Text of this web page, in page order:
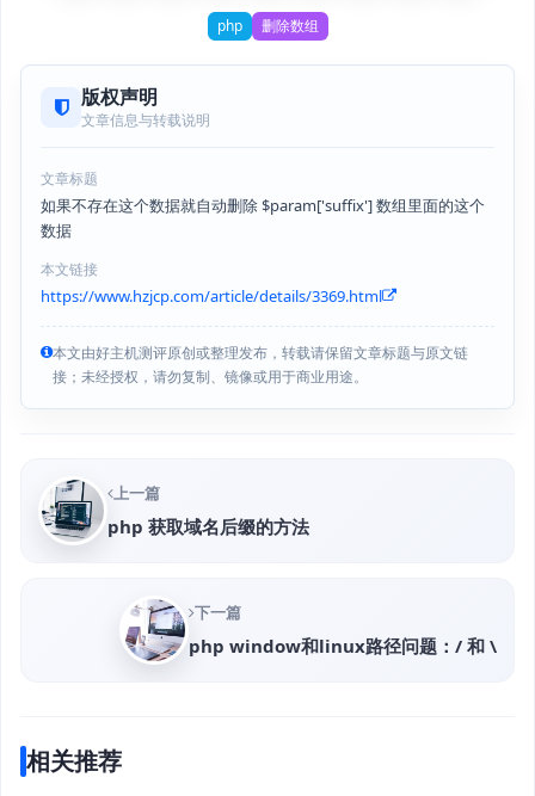
php 删除数组
版权声明
文章信息与转载说明
文章标题
如果不存在这个数据就自动删除 $param['suffix'] 数组里面的这个
数据
本文链接
https://www.hzjcp.com/article/details/3369.html
本文由好主机测评原创或整理发布，转载请保留文章标题与原文链
接；未经授权，请勿复制、镜像或用于商业用途。
上一篇
php 获取域名后缀的方法
下一篇
php window和linux路径问题：/ 和 \
相关推荐